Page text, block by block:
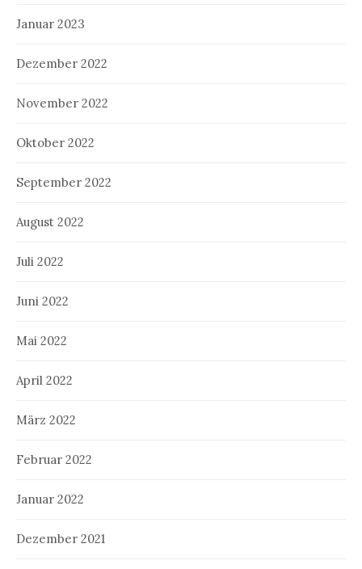
Januar 2023
Dezember 2022
November 2022
Oktober 2022
September 2022
August 2022
Juli 2022
Juni 2022
Mai 2022
April 2022
März 2022
Februar 2022
Januar 2022
Dezember 2021